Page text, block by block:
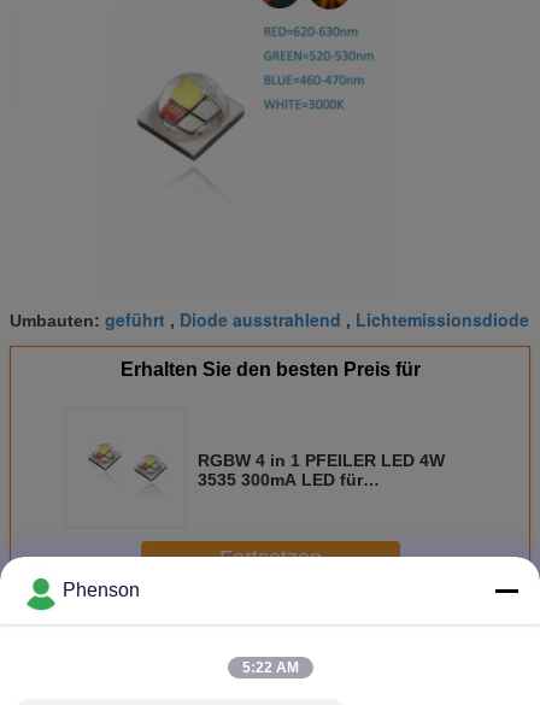
Umbauten: geführt , Diode ausstrahlend , Lichtemissionsdiode
Erhalten Sie den besten Preis für
RGBW 4 in 1 PFEILER LED 4W
3535 300mA LED für
Fortsetzen
MehrPFEILER LED Diode
Phenson
5:22 AM